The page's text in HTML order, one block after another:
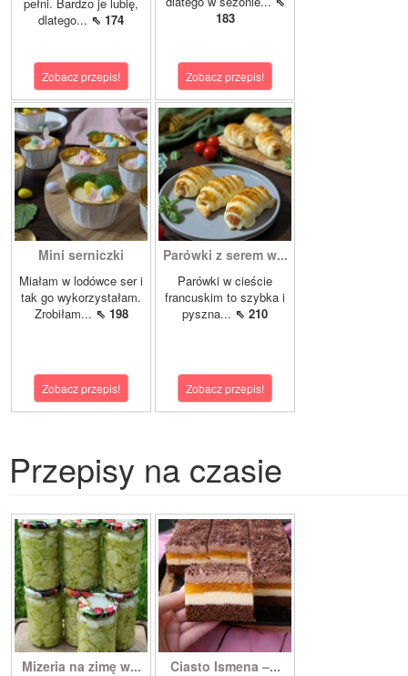
dlatego... ⇖ 174
Zobacz przepis!
183
Zobacz przepis!
Mini serniczki
Miałam w lodówce ser i
tak go wykorzystałam.
Zrobiłam... ⇖ 198
Zobacz przepis!
Parówki z serem w...
Parówki w cieście
francuskim to szybka i
pyszna... ⇖ 210
Zobacz przepis!
Przepisy na czasie
Mizeria na zimę w... Ciasto Ismena –...